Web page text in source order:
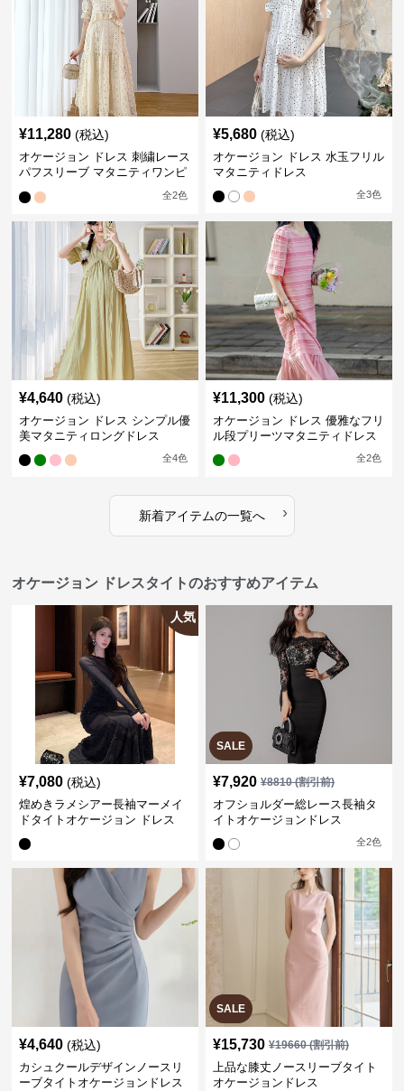
¥11,280 (税込)
オケージョン ドレス 刺繍レース
パフスリーブ マタニティワンピ
全2色
¥5,680 (税込)
オケージョン ドレス 水玉フリル
マタニティドレス
全3色
¥4,640 (税込)
オケージョン ドレス シンプル優
美マタニティロングドレス
全4色
¥11,300 (税込)
オケージョン ドレス 優雅なフリ
ル段プリーツマタニティドレス
全2色
新着アイテムの一覧へ ›
オケージョン ドレスタイトのおすすめアイテム
人気
¥7,080 (税込)
煌めきラメシアー長袖マーメイ
ドタイトオケージョン ドレス
SALE
¥7,920 ¥8810(割引前)
オフショルダー総レース長袖タ
イトオケージョンドレス
全2色
¥4,640 (税込)
カシュクールデザインノースリ
ーブタイトオケージョンドレス
SALE
¥15,730 ¥19660(割引前)
上品な膝丈ノースリーブタイト
オケージョンドレス